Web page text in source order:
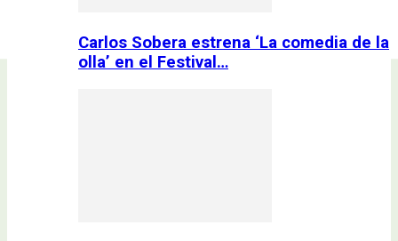
Carlos Sobera estrena ‘La comedia de la
olla’ en el Festival…